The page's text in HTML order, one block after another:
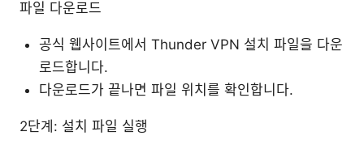
파일 다운로드
공식 웹사이트에서 Thunder VPN 설치 파일을 다운
로드합니다.
다운로드가 끝나면 파일 위치를 확인합니다.
2단계: 설치 파일 실행